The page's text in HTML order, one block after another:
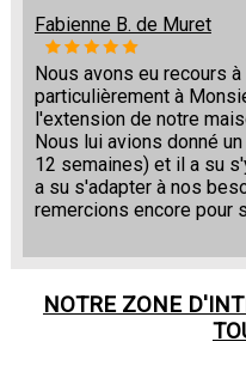
Fabienne B. de Muret
Nous avons eu recours
particulièrement à
l'extension de notre
Nous lui avions donné
12 semaines) et il a su
a su s'adapter à nos
remercions encore pour
NOTRE ZONE